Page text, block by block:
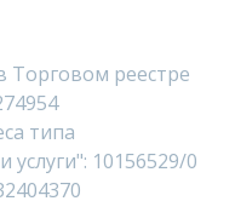
Торговом реестре
типа
10156529/0